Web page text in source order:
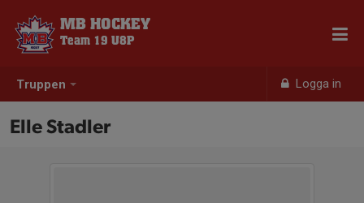
Truppen Logga in
MB HOCKEY
Team 19 U8P
Elle Stadler